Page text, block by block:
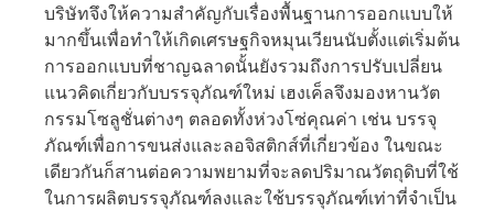
บริษัทจึงให้ความสำคัญกับเรื่องพื้นฐานการออกแบบให้
มากขึ้นเพื่อทำให้เกิดเศรษฐกิจหมุนเวียนนับตั้งแต่เริ่มต้น
การออกแบบที่ชาญฉลาดนั้นยังรวมถึงการปรับเปลี่ยน
แนวคิดเกี่ยวกับบรรจุภัณฑ์ใหม่ เฮงเค็ลจึงมองหานวัต
กรรมโซลูชั่นต่างๆ ตลอดทั้งห่วงโซ่คุณค่า เช่น บรรจุ
ภัณฑ์เพื่อการขนส่งและลอจิสติกส์ที่เกี่ยวข้อง ในขณะ
เดียวกันก็สานต่อความพยามที่จะลดปริมาณวัตถุดิบที่ใช้
ในการผลิตบรรจุภัณฑ์ลงและใช้บรรจุภัณฑ์เท่าที่จำเป็น